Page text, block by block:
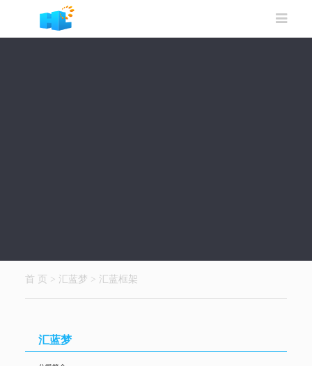
首 页 > 汇蓝梦 > 汇蓝框架
汇蓝梦